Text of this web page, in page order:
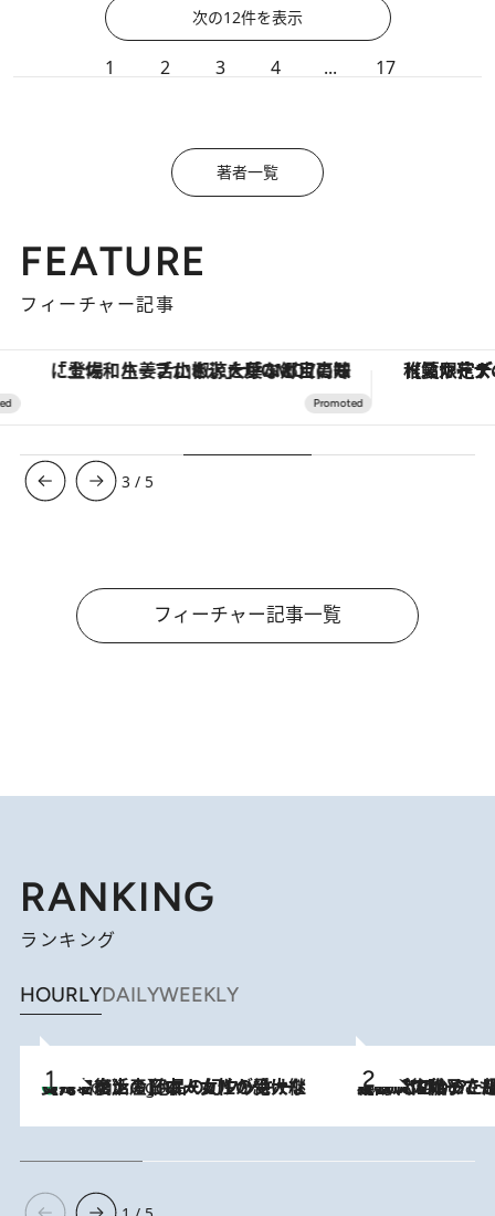
次の12件を表示
1 2 3 4 ... 17
著者一覧
FEATURE
フィーチャー記事
「土佐和ハーブかき氷」がOMO7高知に登場！生姜、山椒、大葉など目にも舌にも涼を呼ぶ郷土の味 【夏限定ディナーコース】旬を
3 / 5
フィーチャー記事一覧
RANKING
ランキング
HOURLYDAILYWEEKLY
3 Hours Ago
【ハワイ土産】ローカルの絶大な支持で復活！ 絶品の幻クッキー《元ファンの日本人女性が受け継いだ名店》 2026.8.5
【阿川佐和子さんの年とる力】なぜ70代で始めた趣味は“こんなに楽しい”のか？ ピアノ、俳句…スランプに陥っても続けられる“ある秘訣”とは